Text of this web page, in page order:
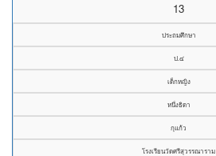
13
ประถมศึกษา
ป.๔
เด็กหญิง
หนึ่งธิดา
กุแก้ว
โรงเรียนวัดศรีสุวรรณาราม